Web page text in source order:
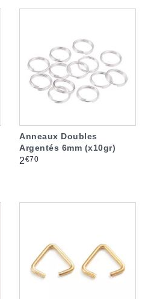
Anneaux Doubles
Argentés 6mm (x10gr)
Prix
2€70